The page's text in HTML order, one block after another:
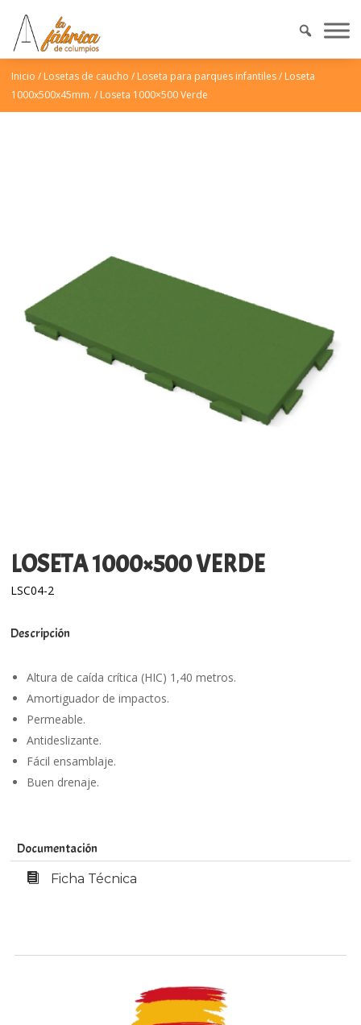
Inicio / Losetas de caucho / Loseta para parques infantiles/ Loseta
1000x500x45mm. / Loseta 1000×500 Verde
LOSETA 1000×500 VERDE
LSC04-2
Descripción
Altura de caída crítica (HIC) 1,40 metros.
Amortiguador de impactos.
Permeable.
Antideslizante.
Fácil ensamblaje.
Buen drenaje.
Documentación
Ficha Técnica